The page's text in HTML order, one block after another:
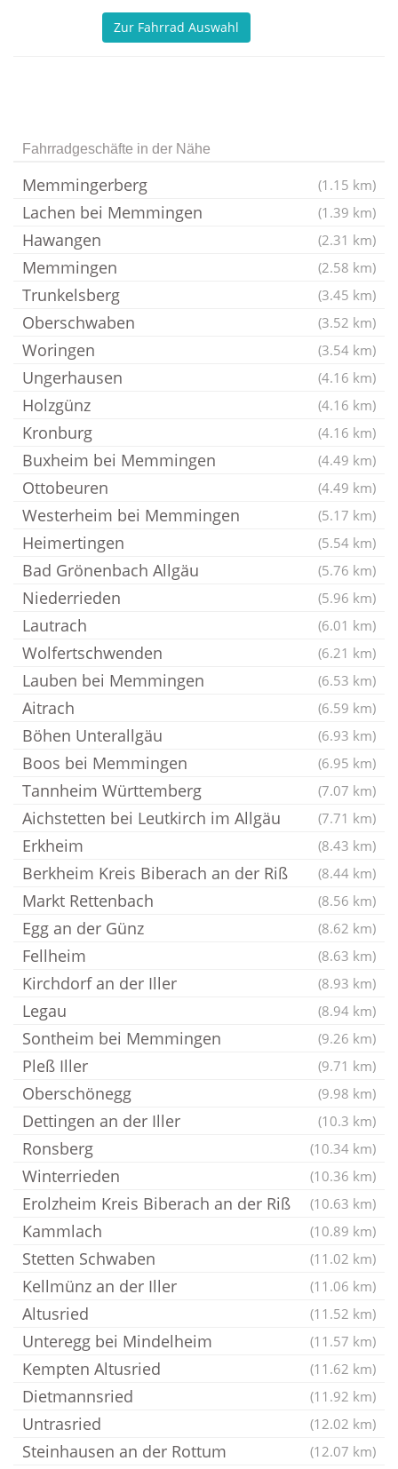
Zur Fahrrad Auswahl
Fahrradgeschäfte in der Nähe
Memmingerberg (1.15 km)
Lachen bei Memmingen (1.39 km)
Hawangen (2.31 km)
Memmingen (2.58 km)
Trunkelsberg (3.45 km)
Oberschwaben (3.52 km)
Woringen (3.54 km)
Ungerhausen (4.16 km)
Holzgünz (4.16 km)
Kronburg (4.16 km)
Buxheim bei Memmingen (4.49 km)
Ottobeuren (4.49 km)
Westerheim bei Memmingen (5.17 km)
Heimertingen (5.54 km)
Bad Grönenbach Allgäu (5.76 km)
Niederrieden (5.96 km)
Lautrach (6.01 km)
Wolfertschwenden (6.21 km)
Lauben bei Memmingen (6.53 km)
Aitrach (6.59 km)
Böhen Unterallgäu (6.93 km)
Boos bei Memmingen (6.95 km)
Tannheim Württemberg (7.07 km)
Aichstetten bei Leutkirch im Allgäu (7.71 km)
Erkheim (8.43 km)
Berkheim Kreis Biberach an der Riß (8.44 km)
Markt Rettenbach (8.56 km)
Egg an der Günz (8.62 km)
Fellheim (8.63 km)
Kirchdorf an der Iller (8.93 km)
Legau (8.94 km)
Sontheim bei Memmingen (9.26 km)
Pleß Iller (9.71 km)
Oberschönegg (9.98 km)
Dettingen an der Iller (10.3 km)
Ronsberg (10.34 km)
Winterrieden (10.36 km)
Erolzheim Kreis Biberach an der Riß (10.63 km)
Kammlach (10.89 km)
Stetten Schwaben (11.02 km)
Kellmünz an der Iller (11.06 km)
Altusried (11.52 km)
Unteregg bei Mindelheim (11.57 km)
Kempten Altusried (11.62 km)
Dietmannsried (11.92 km)
Untrasried (12.02 km)
Steinhausen an der Rottum (12.07 km)